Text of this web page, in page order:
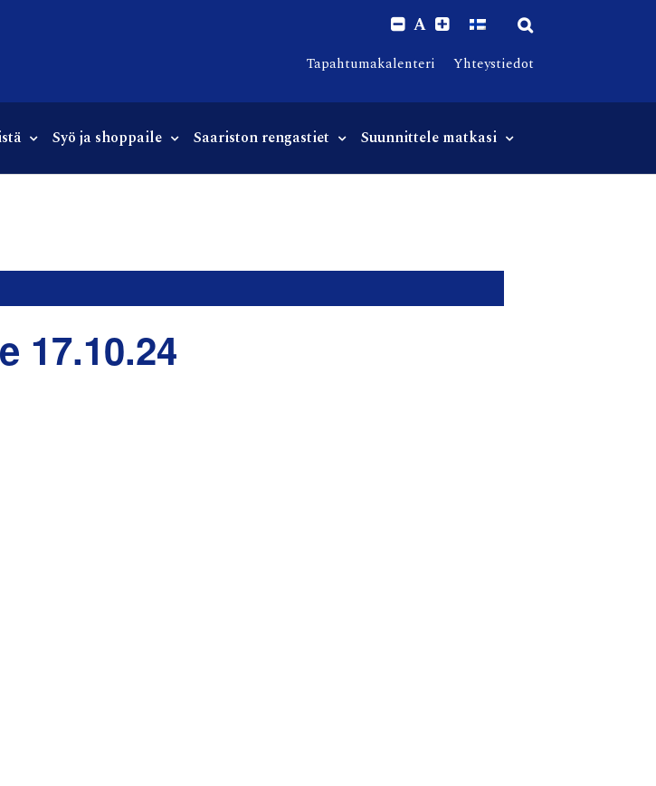
A
Tapahtumakalenteri Yhteystiedot
Syö ja shoppaile Saariston rengastiet Suunnittele matkasi
17.10.24